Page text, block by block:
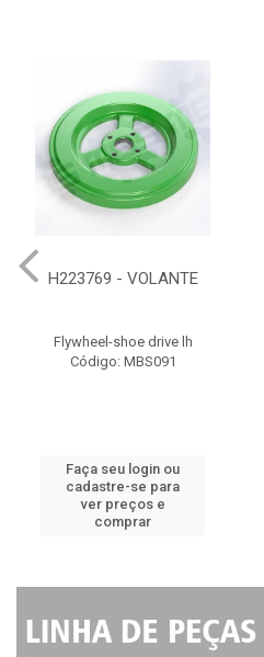
H223769 - VOLANTE
Flywheel-shoe drive lh
Código: MBS091
Faça seu login ou
cadastre-se para
ver preços e
comprar